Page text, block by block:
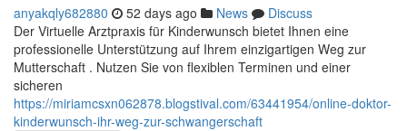
anyakqly682880 52 days ago News
Discuss
Der Virtuelle Arztpraxis für Kinderwunsch bietet Ihnen eine
professionelle Unterstützung auf Ihrem einzigartigen Weg zur
Mutterschaft . Nutzen Sie von flexiblen Terminen und einer
sicheren
https://miriamcsxn062878.blogstival.com/63441954/online-doktor-
kinderwunsch-ihr-weg-zur-schwangerschaft